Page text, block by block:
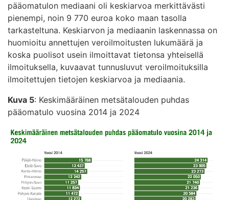
pääomatulon mediaani oli keskiarvoa merkittävästi
pienempi, noin 9 770 euroa koko maan tasolla
tarkasteltuna. Keskiarvon ja mediaanin laskennassa on
huomioitu annettujen veroilmoitusten lukumäärä ja
koska puolisot usein ilmoittavat tietonsa yhteisellä
ilmoituksella, kuvaavat tunnusluvut veroilmoituksilla
ilmoitettujen tietojen keskiarvoa ja mediaania.
Kuva 5: Keskimääräinen metsätalouden puhdas
pääomatulo vuosina 2014 ja 2024